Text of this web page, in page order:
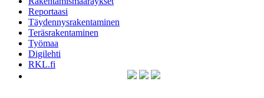
Reportaasi
Täydennysrakentaminen
Teräsrakentaminen
Työmaa
Digilehti
RKL.fi